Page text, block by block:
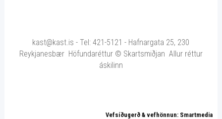
kast@kast.is - Tel: 421-5121 - Hafnargata 25, 230
Reykjanesbær Höfundaréttur © Skartsmiðjan Allur réttur
áskilinn
Vefsíðugerð & vefhönnun: Smartmedia